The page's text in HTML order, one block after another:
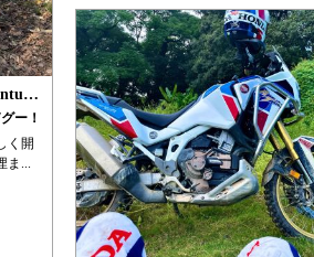
CRF1100L Africa Twin Adventure Sports/ES
グー！
く開
ま...